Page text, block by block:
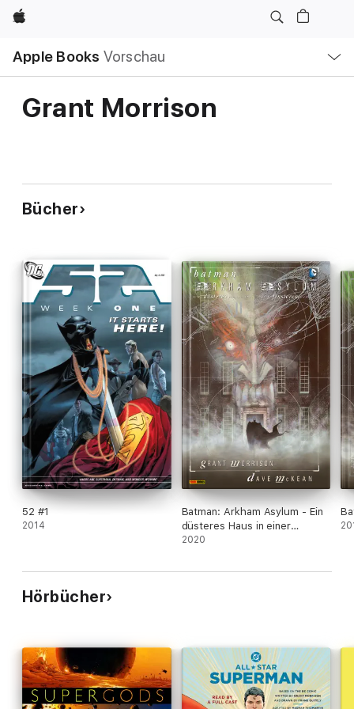
Apple
Apple Books Vorschau
Navigation
Menü
öffnen
Grant Morrison
Bücher
52 #1
2014
Batman: Arkham Asylum - Ein
düsteres Haus in einer
finsteren Welt
2020
Hörbücher